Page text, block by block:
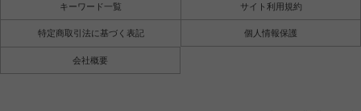
キーワード一覧 サイト利用規約
特定商取引法に基づく表記 個人情報保護
会社概要